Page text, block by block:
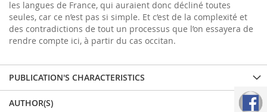
les langues de France, qui auraient donc décliné toutes
seules, car ce n’est pas si simple. Et c’est de la complexité et
des contradictions de tout un processus que l’on essayera de
rendre compte ici, à partir du cas occitan.
PUBLICATION'S CHARACTERISTICS
AUTHOR(S)